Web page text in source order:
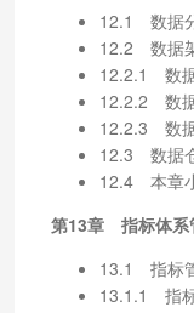
12.1 数据
12.2 数据
12.2.1 数
12.2.2 数
12.2.3 数
12.3 数据
12.4 本章
第13章 指标体系
13.1 指标
13.1.1 指